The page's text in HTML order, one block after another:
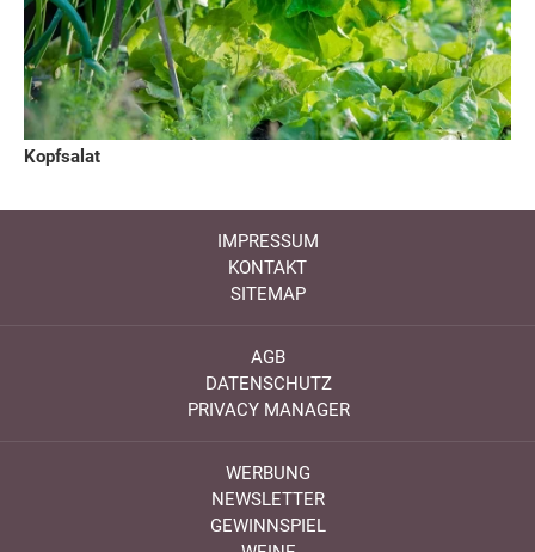
Kopfsalat
IMPRESSUM
KONTAKT
SITEMAP
AGB
DATENSCHUTZ
PRIVACY MANAGER
WERBUNG
NEWSLETTER
GEWINNSPIEL